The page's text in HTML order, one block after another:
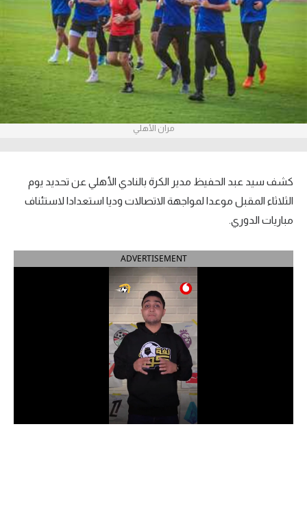
آراء حرة
ركن الألعاب
بطولات
أمريكا 2026
الدوري الإنجليزي الممتاز
الدوري الإسباني
الدوري السعودي للمحترفين
مران الأهلي
كشف سيد عبد الحفيظ مدير الكرة بالنادي الأهلي عن تحديد يوم
الثلاثاء المقبل موعدا لمواجهة الاتصالات وديا استعدادا لاستئناف
مباريات الدوري.
ADVERTISEMENT